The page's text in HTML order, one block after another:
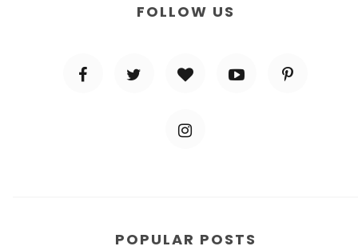
FOLLOW US
POPULAR POSTS